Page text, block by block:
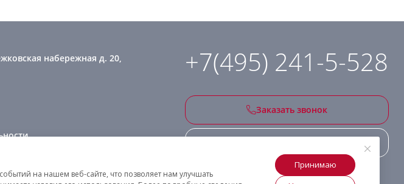
набережная д. 20,
+7(495) 241-5-528
Заказать звонок
на нашем веб-сайте, что позволяет нам улучшать
Принимаю